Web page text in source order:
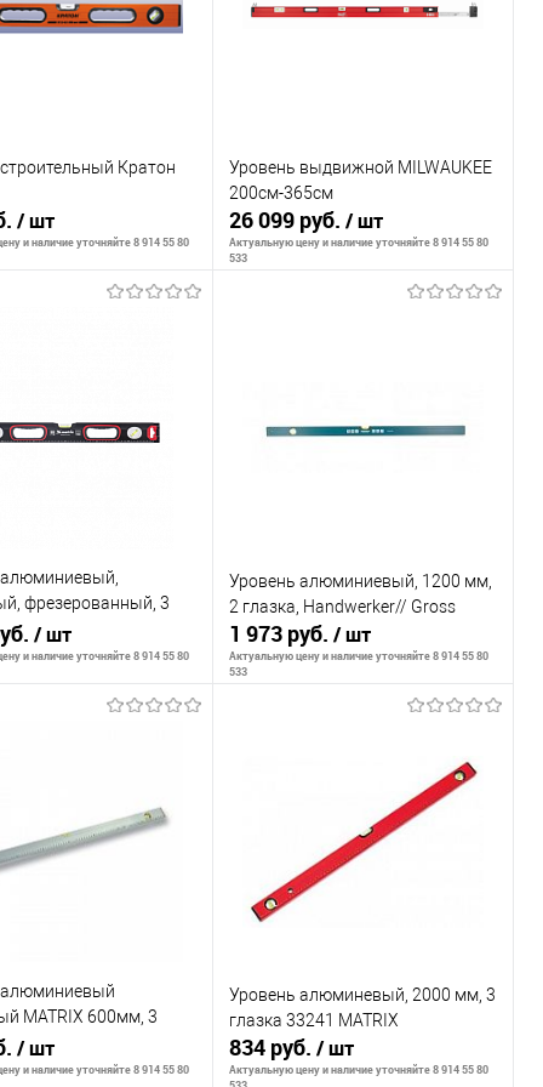
Кратон
/ шт
и наличие уточняйте 8 914 55 80
Уровень выдвижной MILWAUKEE
200см-365см
26 099 руб./ шт
Актуальную цену и наличие уточняйте 8 914 55 80
533
фрезерованный, 3
рукоятки, 1000
/ шт
и наличие уточняйте 8 914 55 80
Уровень алюминиевый, 1200 мм,
2 глазка, Handwerker// Gross
1 973 руб./ шт
Актуальную цену и наличие уточняйте 8 914 55 80
533
В избранное
MATRIX 600мм, 3
зеркальный)
/ шт
и наличие уточняйте 8 914 55 80
Уровень алюминевый, 2000 мм, 3
глазка 33241 MATRIX
834 руб./ шт
Актуальную цену и наличие уточняйте 8 914 55 80